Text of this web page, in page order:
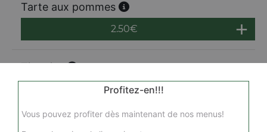
Tarte aux pommes
2.50€
Tiramisu
3.00€
Profitez-en!!!
Vous pouvez profiter dès maintenant de nos menus!